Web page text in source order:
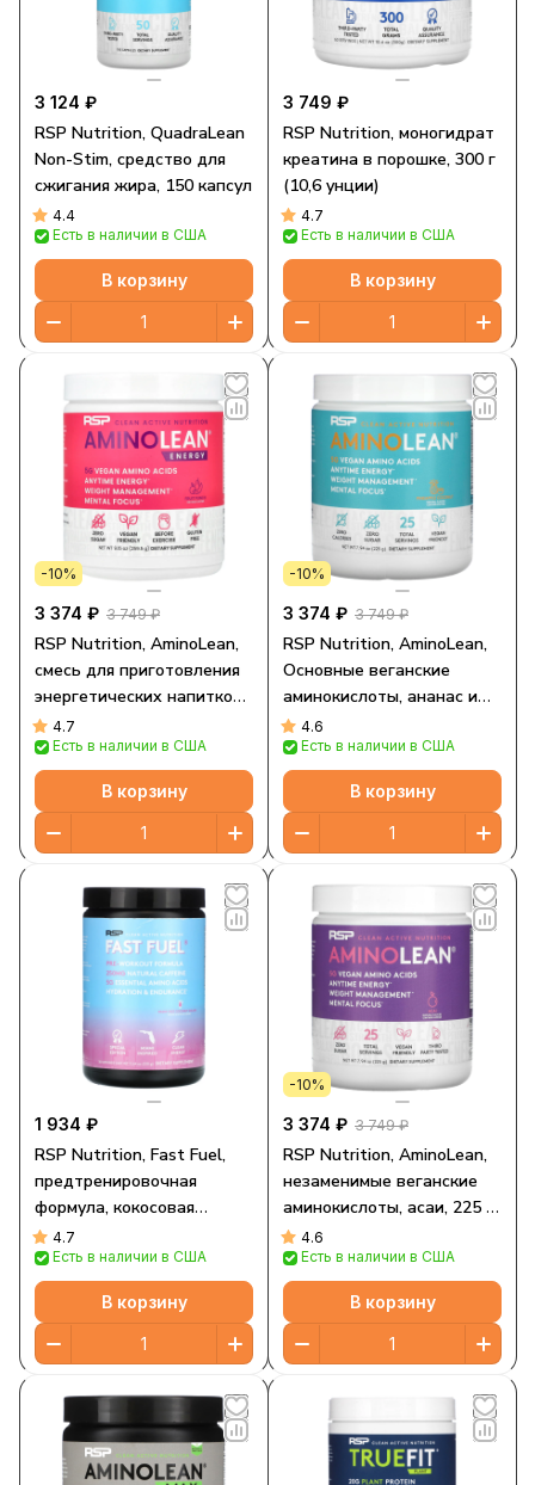
3 124 ₽
RSP Nutrition, QuadraLean
Non-Stim, средство для
сжигания жира, 150 капсул
4.4
Есть в наличии в США
В корзину
3 749 ₽
RSP Nutrition, моногидрат
креатина в порошке, 300 г
(10,6 унции)
4.7
Есть в наличии в США
В корзину
-10%
3 374 ₽ 3 749 ₽
RSP Nutrition, AminoLean,
смесь для приготовления
энергетических напитков,
фруктовый пунш, 270 г
(9,52 унции)
4.7
Есть в наличии в США
В корзину
-10%
3 374 ₽ 3 749 ₽
RSP Nutrition, AminoLean,
Основные веганские
аминокислоты, ананас и
кокос, 7,94 унции (225 г)
4.6
Есть в наличии в США
В корзину
1 934 ₽
RSP Nutrition, Fast Fuel,
предтренировочная
формула, кокосовая
колада Miami Vice, 330 г
(11,64 унции)
4.7
Есть в наличии в США
В корзину
-10%
3 374 ₽ 3 749 ₽
RSP Nutrition, AminoLean,
незаменимые веганские
аминокислоты, асаи, 225 г
(7,94 унции)
4.6
Есть в наличии в США
В корзину